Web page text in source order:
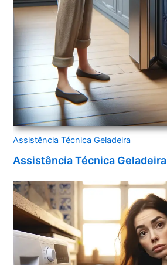
Assistência Técnica Geladeira
Assistência Técnica Geladeira